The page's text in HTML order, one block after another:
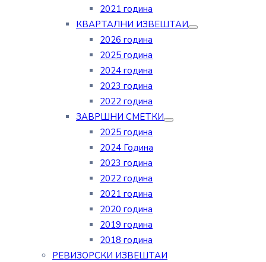
2021 година
КВАРТАЛНИ ИЗВЕШТАИ
2026 година
2025 година
2024 година
2023 година
2022 година
ЗАВРШНИ СМЕТКИ
2025 година
2024 Година
2023 година
2022 година
2021 година
2020 година
2019 година
2018 година
РЕВИЗОРСКИ ИЗВЕШТАИ